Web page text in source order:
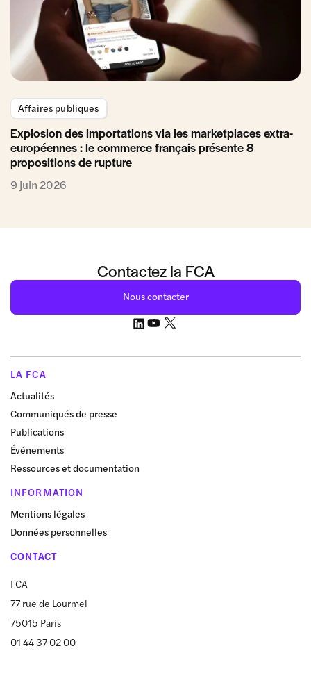
Affaires publiques
Explosion des importations via les marketplaces extra-
européennes : le commerce français présente 8
propositions de rupture
9 juin 2026
Contactez la FCA
Nous contacter
LA FCA
Actualités
Communiqués de presse
Publications
Événements
Ressources et documentation
INFORMATION
Mentions légales
Données personnelles
CONTACT
FCA
77 rue de Lourmel
75015 Paris
01 44 37 02 00